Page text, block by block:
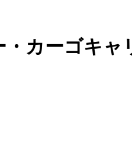
カーゴキ